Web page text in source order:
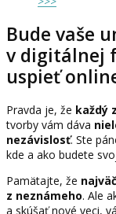
Bude vaše
v digitálnej
uspieť
Pravda je, že každý
tvorby vám dáva
nezávislosť. Ste
kde a ako budete
Pamätajte, že
z neznámeho. Ale
a skúšať nové veci,